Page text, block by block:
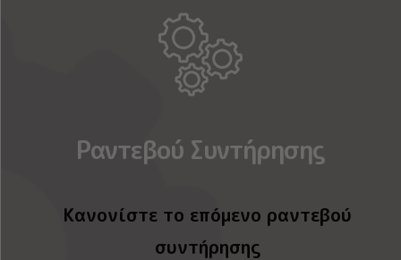
Ραντεβού Συντήρησης
Κανονίστε το επόμενο ραντεβού
συντήρησης